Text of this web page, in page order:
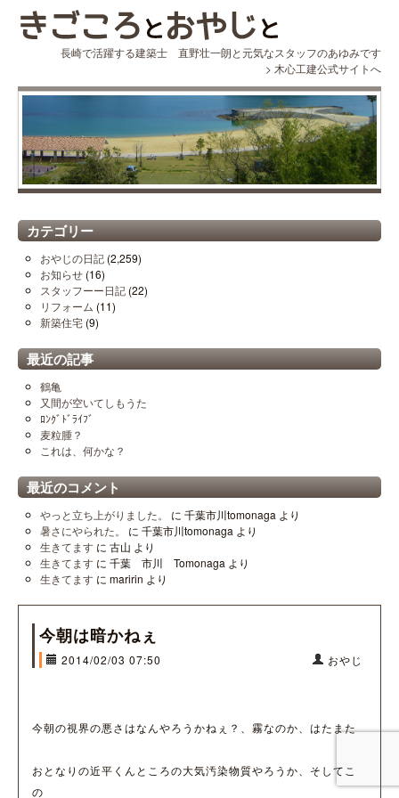
長崎で活躍する建築士 直野壮一朗と元気なスタッフのあゆみです
> 木心工建公式サイトへ
カテゴリー
おやじの日記 (2,259)
お知らせ (16)
スタッフーー日記 (22)
リフォーム (11)
新築住宅 (9)
最近の記事
鶴亀
又間が空いてしもうた
ﾛﾝｸﾞﾄﾞﾗｲﾌﾞ
麦粒腫？
これは、何かな？
最近のコメント
やっと立ち上がりました。 に 千葉市川tomonaga より
暑さにやられた。
に 千葉市川tomonaga より
生きてます に 古山 より
生きてます に 千葉 市川 Tomonaga より
生きてます に maririn より
今朝は暗かねぇ
2014/02/03 07:50 おやじ
今朝の視界の悪さはなんやろうかねぇ？、霧なのか、はたまた
おとなりの近平くんところの大気汚染物質やろうか、そしてこ
の